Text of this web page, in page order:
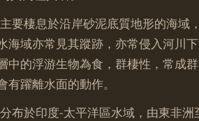
要棲息於沿岸砂泥底質地形的海域
海域亦常見其蹤跡，亦常侵入河川
中的浮游生物為食，群棲性，常成
有躍離水面的動作。
布於印度-太平洋區水域，由東非